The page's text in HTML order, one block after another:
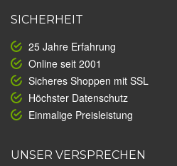
SICHERHEIT
25 Jahre Erfahrung
Online seit 2001
Sicheres Shoppen mit SSL
Höchster Datenschutz
Einmalige Preisleistung
UNSER VERSPRECHEN